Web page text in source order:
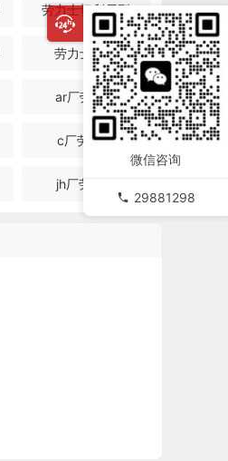
劳力士切利尼型
劳力士金表
ar厂劳力士
c厂劳力士
jh厂劳力士
微信咨询
29881298